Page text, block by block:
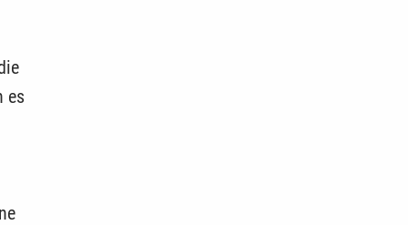
es